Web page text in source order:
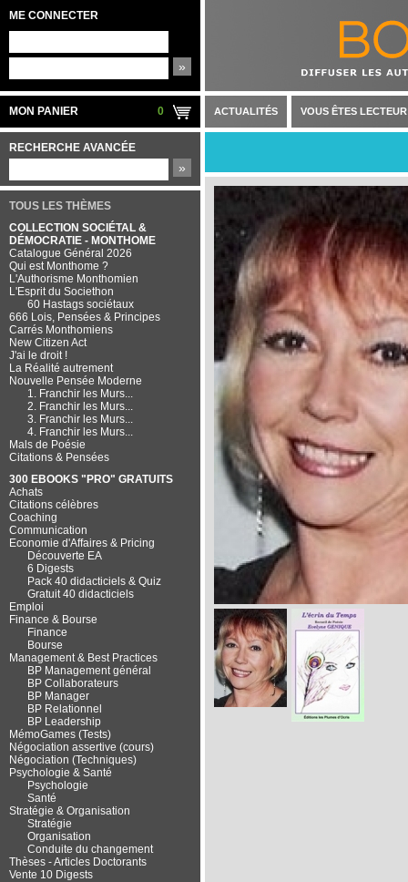
ME CONNECTER
»
MON PANIER 0
RECHERCHE AVANCÉE
»
TOUS LES THÈMES
COLLECTION SOCIÉTAL &
DÉMOCRATIE - MONTHOME
Catalogue Général 2026
Qui est Monthome ?
L'Authorisme Monthomien
L'Esprit du Societhon
60 Hastags sociétaux
666 Lois, Pensées & Principes
Carrés Monthomiens
New Citizen Act
J'ai le droit !
La Réalité autrement
Nouvelle Pensée Moderne
1. Franchir les Murs...
2. Franchir les Murs...
3. Franchir les Murs...
4. Franchir les Murs...
Mals de Poésie
Citations & Pensées
300 EBOOKS "PRO" GRATUITS
Achats
Citations célèbres
Coaching
Communication
Economie d'Affaires & Pricing
Découverte EA
6 Digests
Pack 40 didacticiels & Quiz
Gratuit 40 didacticiels
Emploi
Finance & Bourse
Finance
Bourse
Management & Best Practices
BP Management général
BP Collaborateurs
BP Manager
BP Relationnel
BP Leadership
MémoGames (Tests)
Négociation assertive (cours)
Négociation (Techniques)
Psychologie & Santé
Psychologie
Santé
Stratégie & Organisation
Stratégie
Organisation
Conduite du changement
Thèses - Articles Doctorants
Vente 10 Digests
ACTUALITÉS VOUS ÊTES LECTEUR